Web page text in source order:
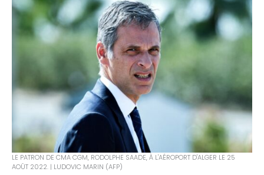
LE PATRON DE CMA CGM, RODOLPHE SAADE, À L'AÉROPORT D'ALGER LE 25
AOÛT 2022. | LUDOVIC MARIN (AFP)